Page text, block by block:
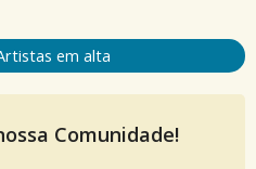
em alta
Comunidade!